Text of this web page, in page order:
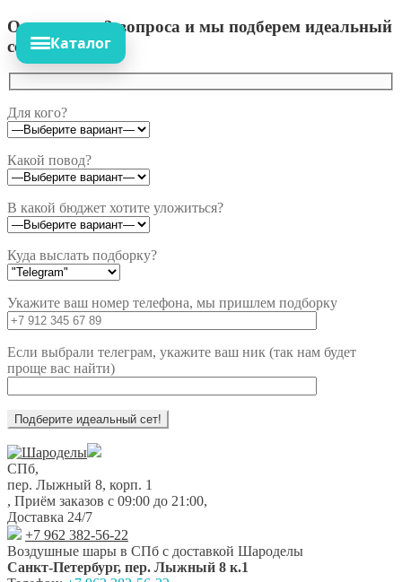
Ответьте на 3 вопроса и мы подберем идеальный
сет!
Для кого?
Какой повод?
В какой бюджет хотите уложиться?
Куда выслать подборку?
Укажите ваш номер телефона, мы пришлем подборку
Если выбрали телеграм, укажите ваш ник (так нам будет
проще вас найти)
Перейти
к
навигации
Перейти
к
содержимому
СПб,
пер. Лыжный 8, корп. 1
, Приём заказов с 09:00 до 21:00,
Доставка 24/7
+7 962 382-56-22
Воздушные шары в СПб с доставкой Шароделы
Санкт-Петербург, пер. Лыжный 8 к.1
Каталог